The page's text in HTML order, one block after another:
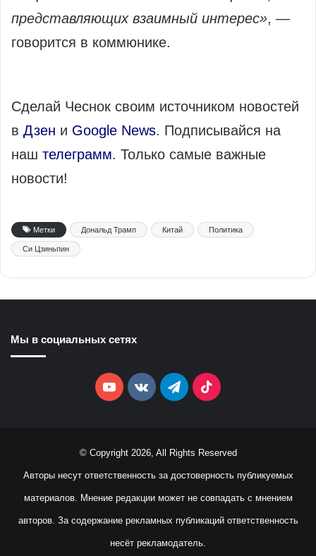
представляющих взаимный интерес», —
говорится в коммюнике.
Сделай Чеснок своим источником новостей
в Дзен и Google News. Подписывайся на
наш телеграмм. Только самые важные
новости!
Метки Дональд Трамп Китай Политика
Си Цзиньпин
Мы в социальных сетях
YouTubevk.comTelegramTikTok
© Copyright 2026, All Rights Reserved
Авторы несут ответственность за достоверность публикуемых
материалов. Мнение редакции может не совпадать с мнением
авторов. За содержание рекламных публикаций ответственность
несёт рекламодатель.